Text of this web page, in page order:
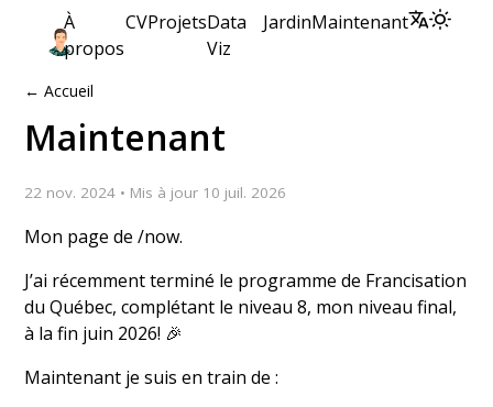
À
propos
CVProjetsData
Viz
JardinMaintenant
← Accueil
Maintenant
22 nov. 2024 • Mis à jour 10 juil. 2026
Mon page de/now.
J’ai récemment terminé le programme de Francisation
du Québec, complétant le niveau 8, mon niveau final,
à la fin juin 2026! 🎉
Maintenant je suis en train de :